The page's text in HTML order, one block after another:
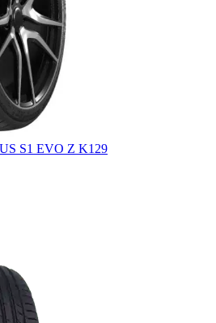
S1 EVO Z K129